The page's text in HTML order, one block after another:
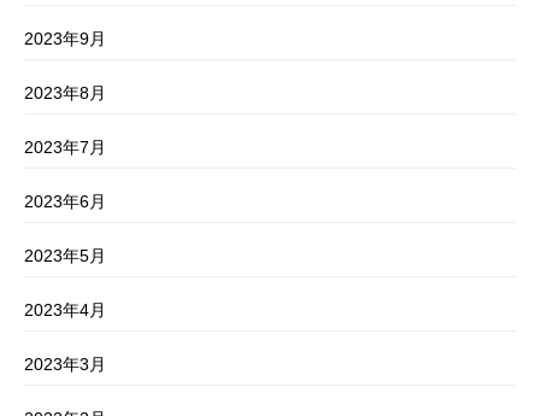
2023年9月
2023年8月
2023年7月
2023年6月
2023年5月
2023年4月
2023年3月